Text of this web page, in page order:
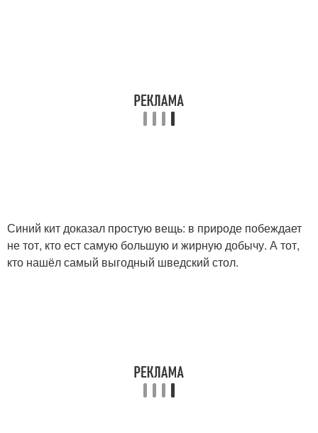
Синий кит доказал простую вещь: в природе побеждает
не тот, кто ест самую большую и жирную добычу. А тот,
кто нашёл самый выгодный шведский стол.